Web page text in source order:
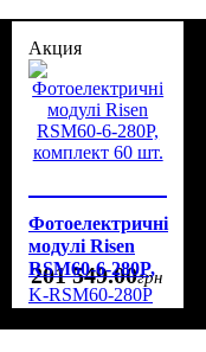
Акция
Фотоелектричні
модулі Risen
RSM60-6-280P,
комплект 60
шт.
K-RSM60-280P
201 549.00грн